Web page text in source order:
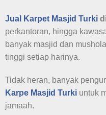
Jual Karpet Masjid Turki
perkantoran, hingga
banyak masjid dan
tinggi setiap harinya.
Tidak heran, banyak
Karpe Masjid Turki untuk
jamaah.